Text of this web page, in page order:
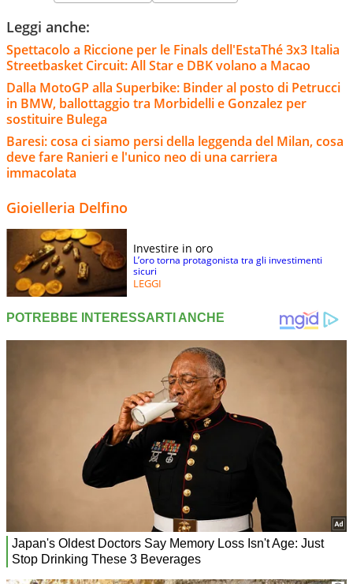
Leggi anche:
Spettacolo a Riccione per le Finals dell'EstaThé 3x3 Italia
Streetbasket Circuit: All Star e DBK volano a Macao
Dalla MotoGP alla Superbike: Binder al posto di Petrucci
in BMW, ballottaggio tra Morbidelli e Gonzalez per
sostituire Bulega
Baresi: cosa ci siamo persi della leggenda del Milan, cosa
deve fare Ranieri e l'unico neo di una carriera
immacolata
Gioielleria Delfino
Investire in oro
L’oro torna protagonista tra gli investimenti
sicuri
LEGGI